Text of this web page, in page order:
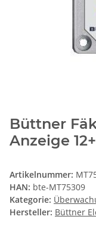
Büttner
Anzeige
Artikelnummer:
HAN: bte-MT75309
Kategorie:
Hersteller: Büttner